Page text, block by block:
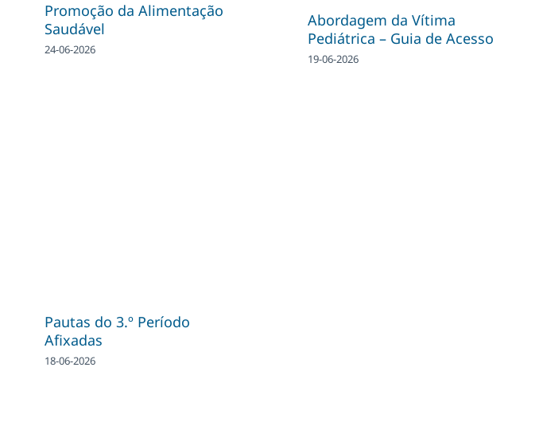
Promoção da Alimentação
Saudável
24-06-2026
Abordagem da Vítima
Pediátrica – Guia de Acesso
19-06-2026
Pautas do 3.º Período
Afixadas
18-06-2026